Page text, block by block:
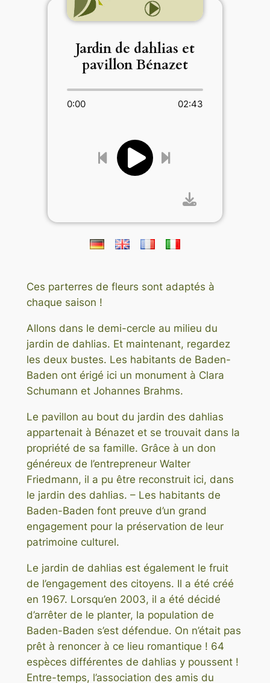
Jardin de dahlias et
pavillon Bénazet
0:00 02:43
Ces parterres de fleurs sont adaptés à
chaque saison !
Allons dans le demi-cercle au milieu du
jardin de dahlias. Et maintenant, regardez
les deux bustes. Les habitants de Baden-
Baden ont érigé ici un monument à Clara
Schumann et Johannes Brahms.
Le pavillon au bout du jardin des dahlias
appartenait à Bénazet et se trouvait dans la
propriété de sa famille. Grâce à un don
généreux de l’entrepreneur Walter
Friedmann, il a pu être reconstruit ici, dans
le jardin des dahlias. – Les habitants de
Baden-Baden font preuve d’un grand
engagement pour la préservation de leur
patrimoine culturel.
Le jardin de dahlias est également le fruit
de l’engagement des citoyens. Il a été créé
en 1967. Lorsqu’en 2003, il a été décidé
d’arrêter de le planter, la population de
Baden-Baden s’est défendue. On n’était pas
prêt à renoncer à ce lieu romantique ! 64
espèces différentes de dahlias y poussent !
Entre-temps, l’association des amis du